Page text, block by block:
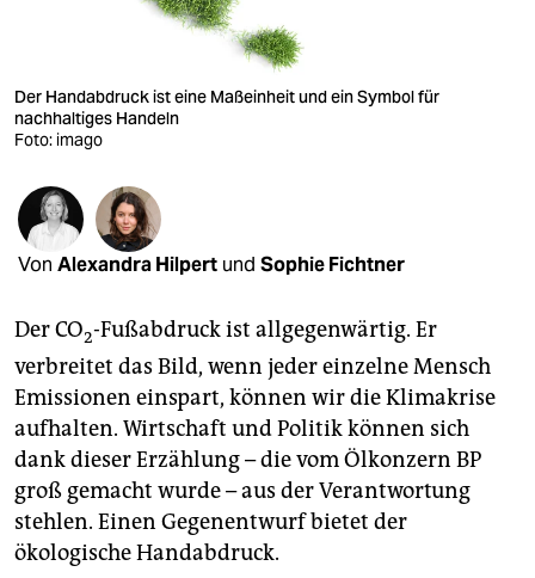
verlag
shop
fragen & hilfe
abo
genossenschaft
epaper login
Der Handabdruck ist eine Maßeinheit und ein Symbol für
nachhaltiges Handeln
Foto: imago
Von Alexandra Hilpert und Sophie Fichtner
Der CO2-Fußabdruck ist allgegenwärtig. Er
verbreitet das Bild, wenn jeder einzelne Mensch
Emissionen einspart, können wir die Klimakrise
aufhalten. Wirtschaft und Politik können sich
dank dieser Erzählung – die vom Ölkonzern BP
groß gemacht wurde – aus der Verantwortung
stehlen. Einen Gegenentwurf bietet der
ökologische Handabdruck.